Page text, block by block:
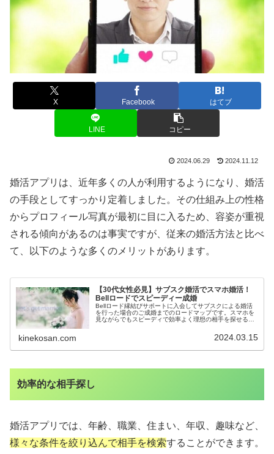
X Facebook はてブ
LINE コピー
2024.06.29 2024.11.12
婚活アプリは、近年多くの人が利用するようになり、婚活
の手段としてすっかり定着しました。その仕組み上の性格
からプロフィール写真が最初に目に入るため、容姿が重視
される傾向があるのは事実ですが、従来の婚活方法と比べ
て、以下のような多くのメリットがあります。
【30代女性必見】サブスク婚活でスマホ婚活！
Bellロードでスピーディー成婚
Bellロード縁結びサポートに入会してサブスクによる婚活
を行った場合のご成婚までのロードマップです。スマホを
見ながらでもスピーディで効率よく理想の相手を探せるの
kinekosan.com 2024.03.15
効率的な相手探し
婚活アプリでは、年齢、職業、住まい、年収、趣味など、
様々な条件を絞り込んで相手を検索することができます。